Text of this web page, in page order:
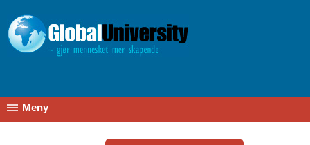
Meny